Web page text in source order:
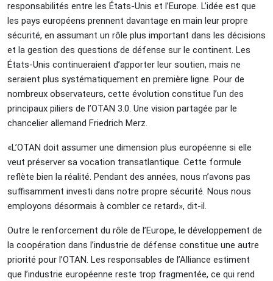
responsabilités entre les États-Unis et l’Europe. L’idée est que
les pays européens prennent davantage en main leur propre
sécurité, en assumant un rôle plus important dans les décisions
et la gestion des questions de défense sur le continent. Les
États-Unis continueraient d’apporter leur soutien, mais ne
seraient plus systématiquement en première ligne. Pour de
nombreux observateurs, cette évolution constitue l’un des
principaux piliers de l’OTAN 3.0. Une vision partagée par le
chancelier allemand Friedrich Merz.
«L’OTAN doit assumer une dimension plus européenne si elle
veut préserver sa vocation transatlantique. Cette formule
reflète bien la réalité. Pendant des années, nous n’avons pas
suffisamment investi dans notre propre sécurité. Nous nous
employons désormais à combler ce retard», dit-il.
Outre le renforcement du rôle de l’Europe, le développement de
la coopération dans l’industrie de défense constitue une autre
priorité pour l’OTAN. Les responsables de l’Alliance estiment
que l’industrie européenne reste trop fragmentée, ce qui rend